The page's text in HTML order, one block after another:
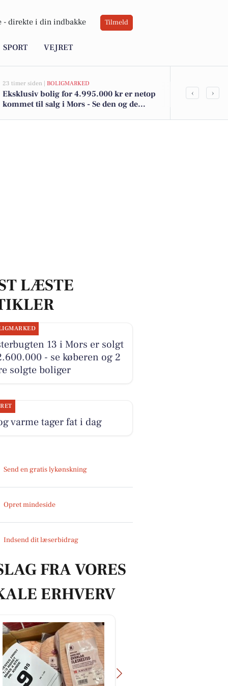
- direkte i din indbakke Tilmeld
SPORT VEJRET
23 timer siden | BOLIGMARKED
Eksklusiv bolig for 4.995.000 kr er netop
kommet til salg i Mors - Se den og de
Ildløs i
‹ ›
LÆSTE
13 i Mors er solgt
- se køberen og 2
solgte boliger
varme tager fat i dag
Send en gratis lykønskning
Opret mindeside
Indsend dit læserbidrag
FRA VORES
ERHVERV